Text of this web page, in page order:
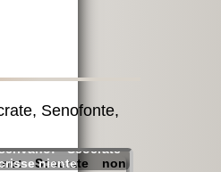
Senofonte,
Scocrate
niente